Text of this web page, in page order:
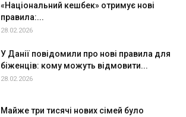
«Національний кешбек» отримує нові
правила:...
28.02.2026
У Данії повідомили про нові правила для
біженців: кому можуть відмовити...
28.02.2026
Майже три тисячі нових сімей було